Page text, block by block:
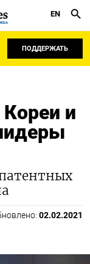
EN
ПОДДЕРЖАТЬ
и
02.02.2021